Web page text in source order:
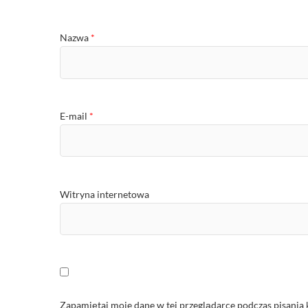
Nazwa *
E-mail *
Witryna internetowa
Zapamiętaj moje dane w tej przeglądarce podczas